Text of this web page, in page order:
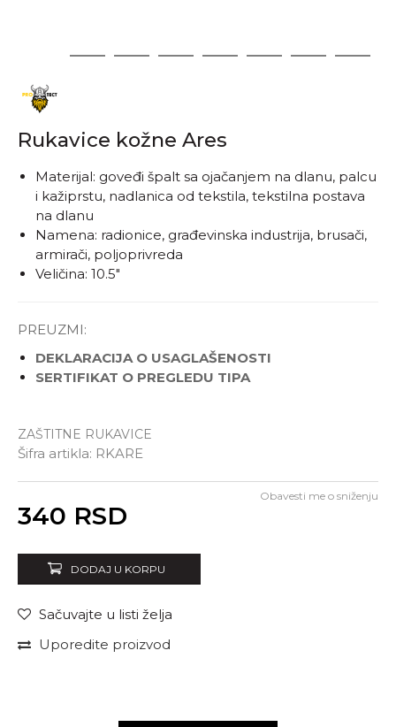
2 3 4 5 6 7 8
Rukavice kožne Ares
ZAŠTITNE RUKAVICE
Šifra artikla: RKARE
Materijal: goveđi špalt sa ojačanjem na dlanu, palcu
i kažiprstu, nadlanica od tekstila, tekstilna postava
na dlanu
Namena: radionice, građevinska industrija, brusači,
armirači, poljoprivreda
Veličina: 10.5"
PREUZMI:
DEKLARACIJA O USAGLAŠENOSTI
SERTIFIKAT O PREGLEDU TIPA
340 RSD
Obavesti me o sniženju
DODAJ U KORPU
Sačuvajte u listi želja
Uporedite proizvod